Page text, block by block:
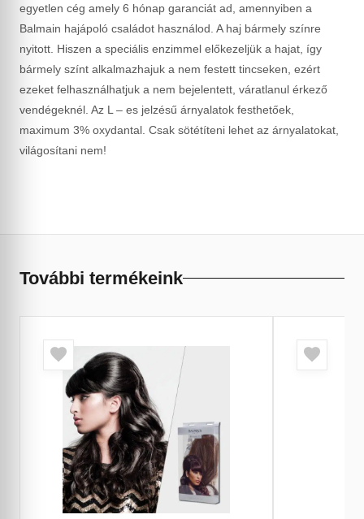
egyetlen cég amely 6 hónap garanciát ad, amennyiben a
Balmain hajápoló családot használod. A haj bármely színre
nyitott. Hiszen a speciális enzimmel előkezeljük a hajat, így
bármely színt alkalmazhajuk a nem festett tincseken, ezért
ezeket felhasználhatjuk a nem bejelentett, váratlanul érkező
vendégeknél. Az L – es jelzésű árnyalatok festhetőek,
maximum 3% oxydantal. Csak sötétíteni lehet az árnyalatokat,
világosítani nem!
További termékeink